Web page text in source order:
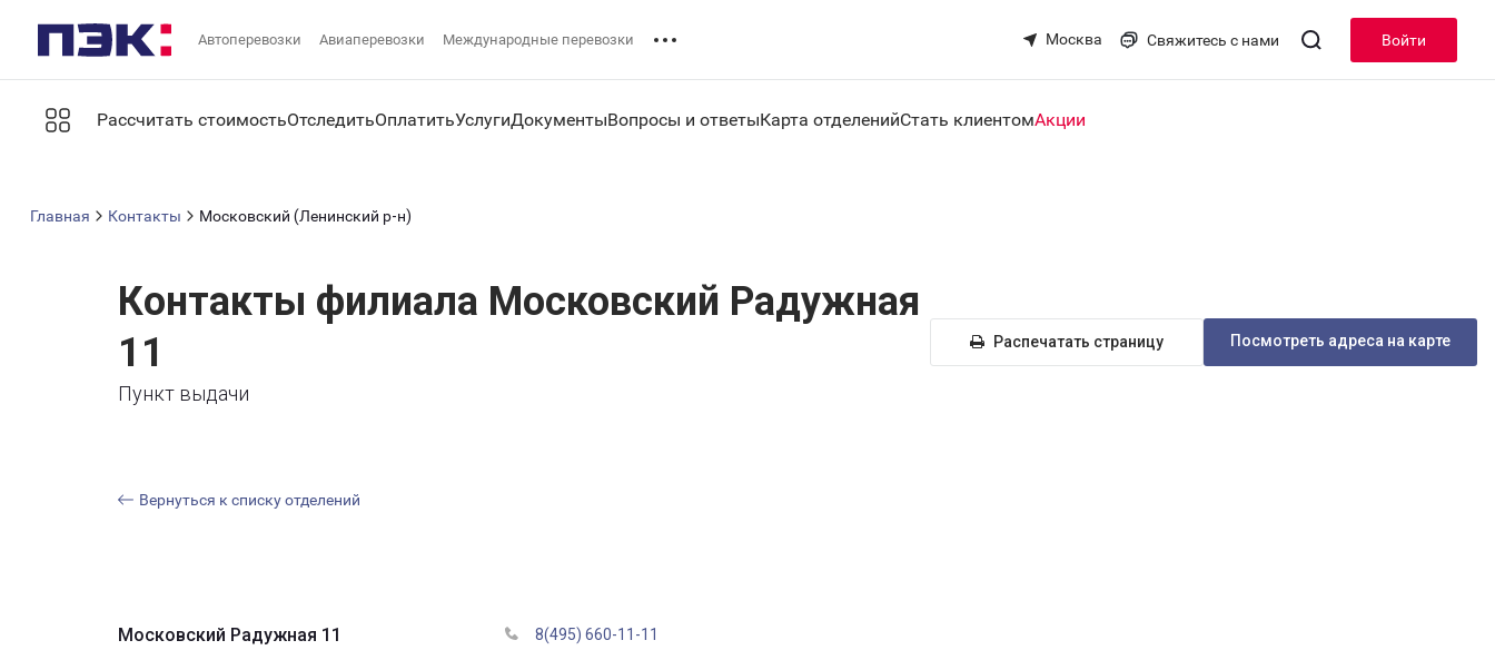
Автоперевозки Авиаперевозки Международные перевозки Москва Свяжитесь с нами Войти
Рассчитать стоимостьОтследитьОплатитьУслугиДокументыВопросы и ответыКарта отделенийСтать клиентомАкции
Главная Контакты Московский (Ленинский р-н)
Контакты филиала Московский Радужная
11
Пункт выдачи
Распечатать страницу Посмотреть адреса на карте
Вернуться к списку отделений
Московский Радужная 11
8(495) 660-11-11